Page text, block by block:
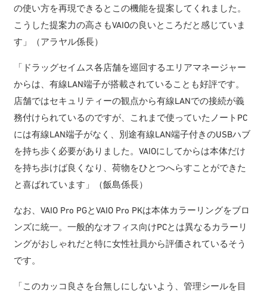
の使い方を再現できるとこの機能を提案してくれました。
こうした提案力の高さもVAIOの良いところだと感じていま
す」（アラヤル係長）
「ドラッグセイムス各店舗を巡回するエリアマネージャー
からは、有線LAN端子が搭載されていることも好評です。
店舗ではセキュリティーの観点から有線LANでの接続が義
務付けられているのですが、これまで使っていたノートPC
には有線LAN端子がなく、別途有線LAN端子付きのUSBハブ
を持ち歩く必要がありました。VAIOにしてからは本体だけ
を持ち歩けば良くなり、荷物をひとつへらすことができた
と喜ばれています」（飯島係長）
なお、VAIO Pro PGとVAIO Pro PKは本体カラーリングをブロ
ンズに統一。一般的なオフィス向けPCとは異なるカラーリ
ングがおしゃれだと特に女性社員から評価されているそう
です。
「このカッコ良さを台無しにしないよう、管理シールを目